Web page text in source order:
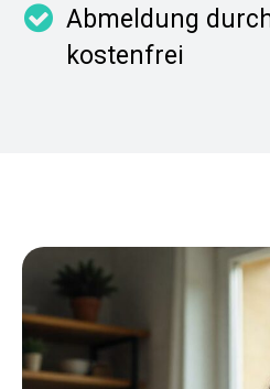
Abmeldung
kostenfrei